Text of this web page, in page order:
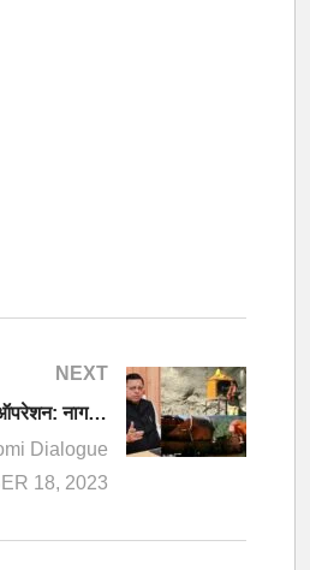
NEXT
सिलक्यारा टनल रेस्क्यू ऑपरेशन: नागदेवता का मंदिर बनाया गया, PMO के अफसर भी पहुंचे, इंदौर से पहुंची ऑगर मशीन
Dialogue
18, 2023